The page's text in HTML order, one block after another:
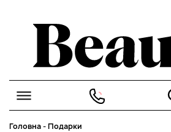
Головна-Подарки